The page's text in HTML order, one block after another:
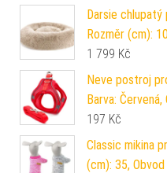
Darsie chlupatý
Rozměr (cm):
1 799 Kč
Neve postroj
Barva:
197 Kč
Classic mikina
(cm): 35,